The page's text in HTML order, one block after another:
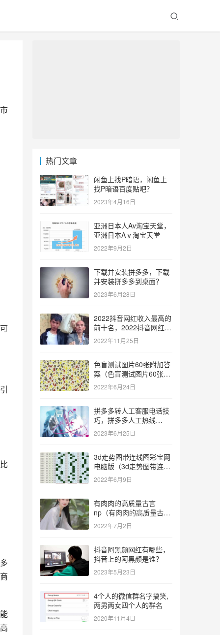
热门文章
闲鱼上找P暗语，闲鱼上
找P暗语百度贴吧？
2023年4月16日
亚洲日本人Av淘宝天堂，
亚洲日本Aⅴ淘宝天堂
2022年9月2日
下载并安装拼多多，下载
并安装拼多多到桌面？
2023年6月28日
2022抖音网红收入最高的
前十名，2022抖音网红收
入最高的前十名有哪些？
2022年11月25日
色盲测试图片60张附加答
案（色盲测试图片60张复
杂）
2022年6月24日
拼多多转人工客服电话技
巧，拼多多人工热线
9541344？
2023年6月25日
3d走势图带连线图彩宝网
电脑版（3d走势图带连线
图彩宝网手机版）
2022年6月9日
有肉肉的高质量古言
np（有肉肉的高质量古言
np推荐）
2022年7月2日
抖音阿黑颜网红有哪些，
抖音上的阿黑颜是谁？
2023年5月23日
4个人的微信群名字搞笑,
两男两女四个人的群名
2020年11月4日